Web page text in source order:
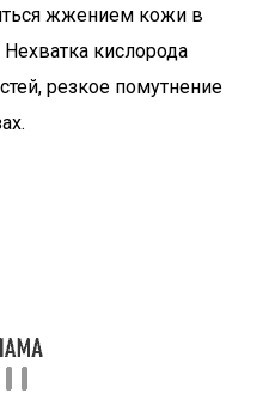
жжением кожи в
кислорода
резкое помутнение